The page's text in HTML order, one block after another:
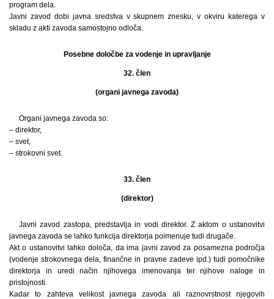
program dela.
Javni zavod dobi javna sredstva v skupnem znesku, v okviru katerega v
skladu z akti zavoda samostojno odloča.
Posebne določbe za vodenje in upravljanje
32. člen
(organi javnega zavoda)
Organi javnega zavoda so:
– direktor,
– svet,
– strokovni svet.
33. člen
(direktor)
Javni zavod zastopa, predstavlja in vodi direktor. Z aktom o ustanovitvi
javnega zavoda se lahko funkcija direktorja poimenuje tudi drugače.
Akt o ustanovitvi lahko določa, da ima javni zavod za posamezna področja
(vodenje strokovnega dela, finančne in pravne zadeve ipd.) tudi pomočnike
direktorja in uredi način njihovega imenovanja ter njihove naloge in
pristojnosti.
Kadar to zahteva velikost javnega zavoda ali raznovrstnost njegovih